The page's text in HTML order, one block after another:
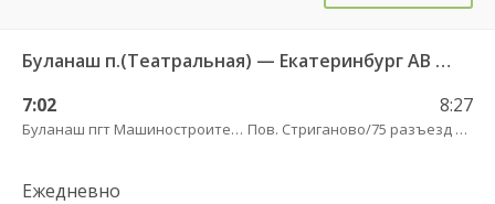
Буланаш п.(Театральная) — Екатеринбург АВ Северный 523
7:02
Буланаш пгт Машиностроителей
8:27
Пов. Стриганово/75 разъезд трасса
Ежедневно